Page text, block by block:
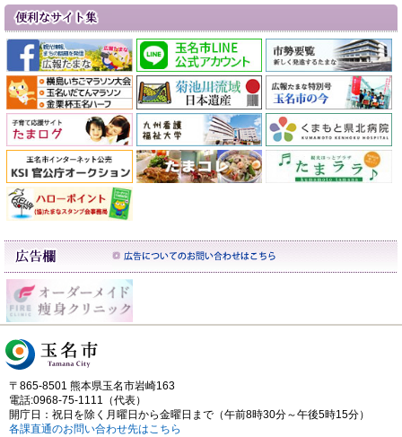
〒865-8501 熊本県玉名市岩崎163
電話:0968-75-1111（代表）
開庁日：祝日を除く月曜日から金曜日まで（午前8時30分～午後5時15分）
各課直通のお問い合わせ先はこちら